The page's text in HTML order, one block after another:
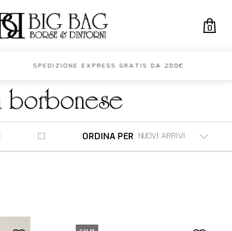
0
SPEDIZIONE EXPRESS GRATIS DA
borbonese
ORDINA PER